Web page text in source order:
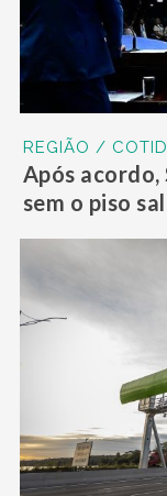
REGIÃO /
Após
sem o piso